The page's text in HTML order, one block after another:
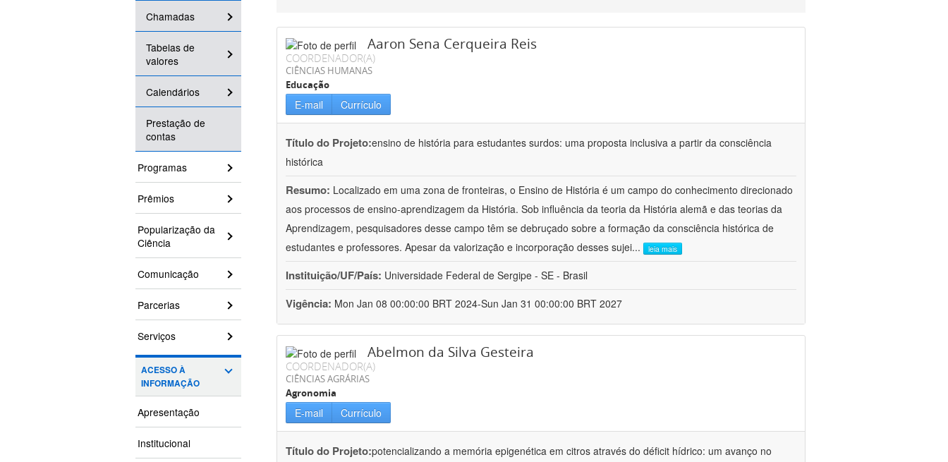
Chamadas
Tabelas de
valores
Calendários
Prestação de
contas
Programas
Prêmios
Popularização da
Ciência
Comunicação
Parcerias
Serviços
ACESSO À
INFORMAÇÃO
Apresentação
Institucional
Aaron Sena Cerqueira Reis
COORDENADOR(A)
CIÊNCIAS HUMANAS
Educação
E-mail Currículo
Título do Projeto:ensino de história para estudantes surdos: uma proposta inclusiva a partir da consciência
histórica
Resumo: Localizado em uma zona de fronteiras, o Ensino de História é um campo do conhecimento direcionado
aos processos de ensino-aprendizagem da História. Sob influência da teoria da História alemã e das teorias da
Aprendizagem, pesquisadores desse campo têm se debruçado sobre a formação da consciência histórica de
estudantes e professores. Apesar da valorização e incorporação desses sujei... leia mais
Instituição/UF/País: Universidade Federal de Sergipe - SE - Brasil
Vigência: Mon Jan 08 00:00:00 BRT 2024-Sun Jan 31 00:00:00 BRT 2027
Abelmon da Silva Gesteira
COORDENADOR(A)
CIÊNCIAS AGRÁRIAS
Agronomia
E-mail Currículo
Título do Projeto:potencializando a memória epigenética em citros através do déficit hídrico: um avanço no